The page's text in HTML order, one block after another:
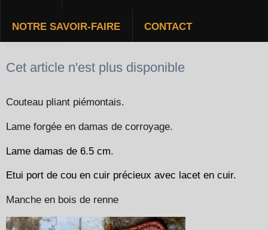
NOTRE SAVOIR-FAIRE CONTACT
PIÉMONTAIS
Cet article n'est plus disponible
Couteau pliant piémontais.
Lame forgée en damas de corroyage.
Lame damas de 6.5 cm.
Etui port de cou en cuir précieux avec lacet en cuir.
Manche en bois de renne